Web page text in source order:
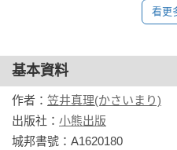
著可愛溫馨的故事學會同理、
孩子吵架不見得是壞事，而是
懂得如何修飾自己、避免誤解
媽咪（親子日文繪本讀書會創辦
情，看小智在書上又是筆記、
會沒有對錯，讓孩子去思考爭
有不一樣的看法，故事同時也
一句話、每個行動都需要慎而
誤，努力修補關係。友情和心
為小小的誤會，傷了感情還丟了
看更
基本資料
作者： 笠井真理(かさいまり)
出版社： 小熊出版
城邦書號：A1620180